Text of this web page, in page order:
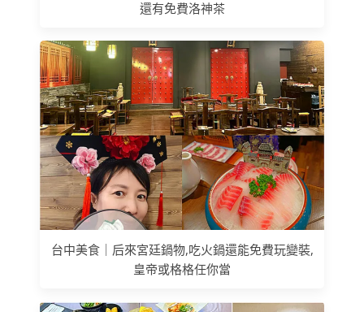
還有免費洛神茶
台中美食｜后來宮廷鍋物,吃火鍋還能免費玩變裝,
皇帝或格格任你當